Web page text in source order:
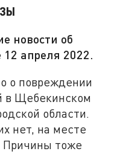
новости об
12 апреля 2022.
о повреждении
в Щебекинском
области.
нет, на месте
Причины тоже